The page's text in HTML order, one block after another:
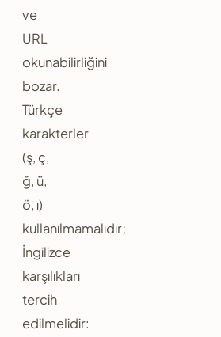
ve
URL
okunabilirliğini
bozar.
Türkçe
karakterler
(ş, ç,
ğ, ü,
ö, ı)
kullanılmamalıdır;
İngilizce
karşılıkları
tercih
edilmelidir: